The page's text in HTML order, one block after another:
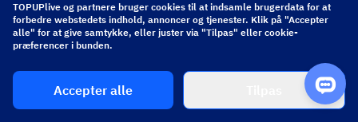
[email protected]
Følg os
Copyright 2026 SEA WHALE TECHNOLOGY PTE.LTD. All Rights Reserved.
TOPUPlive og partnere bruger cookies til at indsamle brugerdata for at
forbedre webstedets indhold, annoncer og tjenester. Klik på "Accepter
alle" for at give samtykke, eller juster via "Tilpas" eller cookie-
præferencer i bunden.
Accepter alle